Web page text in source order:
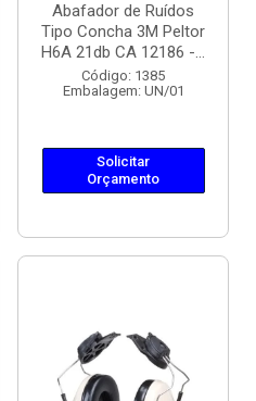
Abafador de Ruídos
Tipo Concha 3M Peltor
H6A 21db CA 12186 -...
Código: 1385
Embalagem: UN/01
Solicitar
Orçamento